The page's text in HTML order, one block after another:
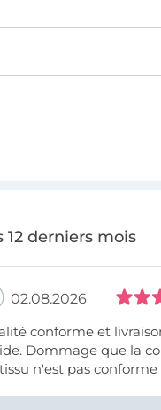
12 derniers mois
02.08.2026
conforme et
Dommage que la
n'est pas conforme